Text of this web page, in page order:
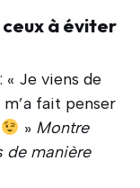
à éviter
: « Je viens de
fait penser
» Montre
de manière